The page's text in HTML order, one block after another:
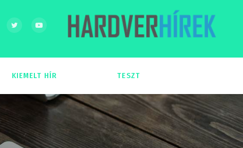
KIEMELT HÍR TESZT